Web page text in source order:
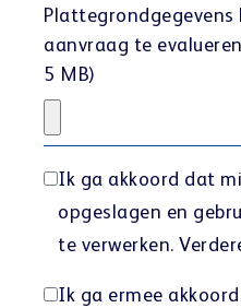
Plattegrondgegevens
aanvraag te
5 MB)
Ik ga akkoord dat
opgeslagen en
te verwerken.
Ik ga ermee